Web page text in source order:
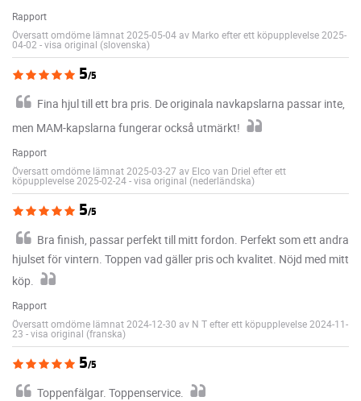
Rapport
Översatt omdöme lämnat 2025-05-04 av Marko efter ett köpupplevelse 2025-
04-02 -visa original (slovenska)
5/5
Fina hjul till ett bra pris. De originala navkapslarna passar inte,
men MAM-kapslarna fungerar också utmärkt!
Rapport
Översatt omdöme lämnat 2025-03-27 av Elco van Driel efter ett
köpupplevelse 2025-02-24-visa original (nederländska)
5/5
Bra finish, passar perfekt till mitt fordon. Perfekt som ett andra
hjulset för vintern. Toppen vad gäller pris och kvalitet. Nöjd med mitt
köp.
Rapport
Översatt omdöme lämnat 2024-12-30 av N T efter ett köpupplevelse 2024-11-
23 -visa original (franska)
5/5
Toppenfälgar. Toppenservice.